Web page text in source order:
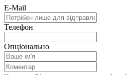
E-Mail
Телефон
Опціонально